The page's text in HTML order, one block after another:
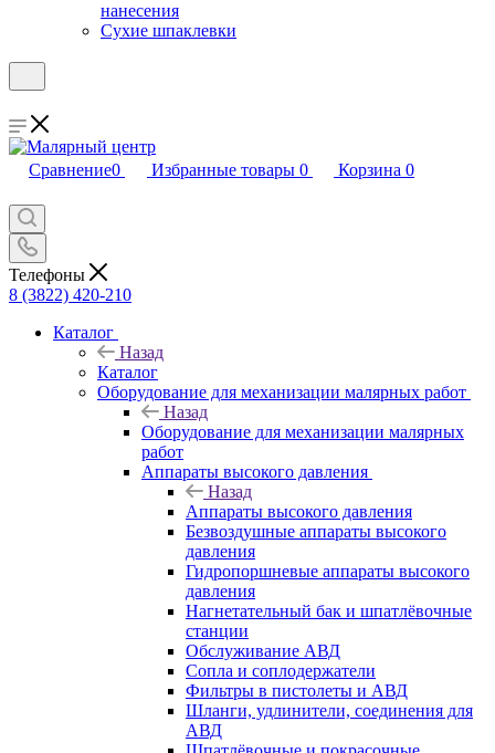
нанесения
Сухие шпаклевки
Сравнение0 Избранные товары 0 Корзина 0
Телефоны
8 (3822) 420-210
Каталог
Назад
Каталог
Оборудование для механизации малярных работ
Назад
Оборудование для механизации малярных
работ
Аппараты высокого давления
Назад
Аппараты высокого давления
Безвоздушные аппараты высокого
давления
Гидропоршневые аппараты высокого
давления
Нагнетательный бак и шпатлёвочные
станции
Обслуживание АВД
Сопла и соплодержатели
Фильтры в пистолеты и АВД
Шланги, удлинители, соединения для
АВД